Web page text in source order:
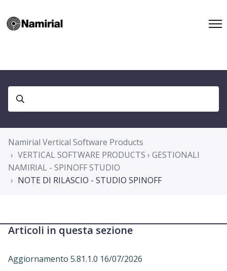
Namirial Vertical Software Products
VERTICAL SOFTWARE PRODUCTS › GESTIONALI
NAMIRIAL - SPINOFF STUDIO
NOTE DI RILASCIO - STUDIO SPINOFF
Articoli in questa sezione
Aggiornamento 5.81.1.0 16/07/2026